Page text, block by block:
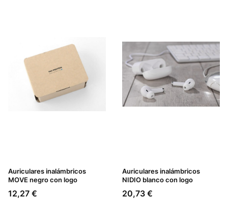
Auriculares inalámbricos
MOVE negro con logo
Precio
12,27 €
Auriculares inalámbricos
NIDIO blanco con logo
Precio
20,73 €